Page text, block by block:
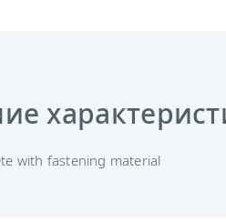
with fastening material